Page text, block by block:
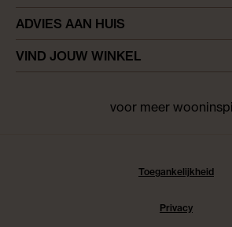
ADVIES AAN HUIS
VIND JOUW WINKEL
voor meer
Toegankelijkheid
Privacy